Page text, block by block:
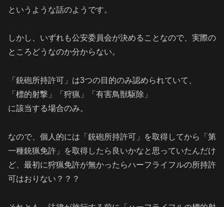
というような話のようです。
しかし、いずれも公安委員会が決めることなので、実際の
ところどうなのか分からない。
「銃砲所持許可」は3つの目的のみ認められていて、
「標的射撃」「狩猟」「有害鳥獣駆除」
に該当する場合のみ。
なので、個人的には「銃砲所持許可」を取得してから「第
一種銃猟免許」を取得したら良いかなと思っていたんだけ
ど、最初に狩猟免許が無かったらハーフライフルの所持許
可はおりない？？？